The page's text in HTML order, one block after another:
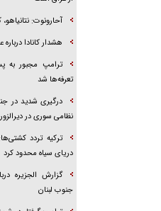
آحارونوت:
هشدار کانادا درباره عواقب
تعرفه‌ها شد
نظامی سوری در دیرالزور
ترکیه تردد
دریای سیاه محدود کرد
گزارش الجزیره
جنوب لبنان